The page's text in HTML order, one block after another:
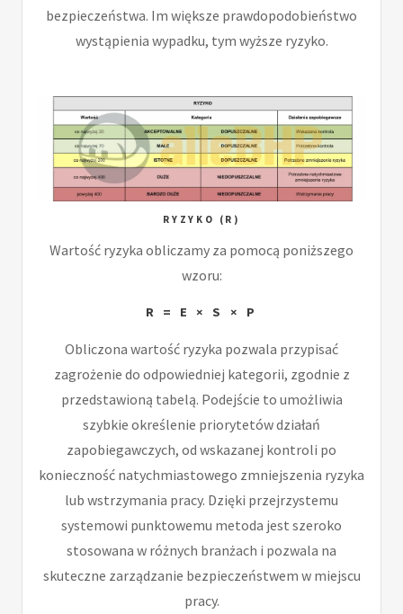
bezpieczeństwa. Im większe prawdopodobieństwo
wystąpienia wypadku, tym wyższe ryzyko.
RYZYKO (R)
Wartość ryzyka obliczamy za pomocą poniższego
wzoru:
R = E × S × P
Obliczona wartość ryzyka pozwala przypisać
zagrożenie do odpowiedniej kategorii, zgodnie z
przedstawioną tabelą. Podejście to umożliwia
szybkie określenie priorytetów działań
zapobiegawczych, od wskazanej kontroli po
konieczność natychmiastowego zmniejszenia ryzyka
lub wstrzymania pracy. Dzięki przejrzystemu
systemowi punktowemu metoda jest szeroko
stosowana w różnych branżach i pozwala na
skuteczne zarządzanie bezpieczeństwem w miejscu
pracy.